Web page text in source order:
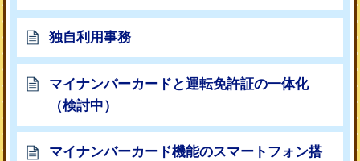
独自利用事務
マイナンバーカードと運転免許証の一体化
（検討中）
マイナンバーカード機能のスマートフォン搭